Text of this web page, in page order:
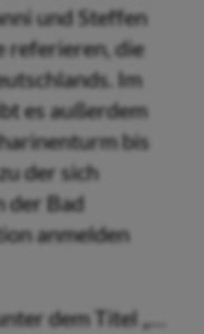
und Steffen
referieren, die
Im
es außerdem
bis
der sich
der Bad
anmelden
dem Titel „…